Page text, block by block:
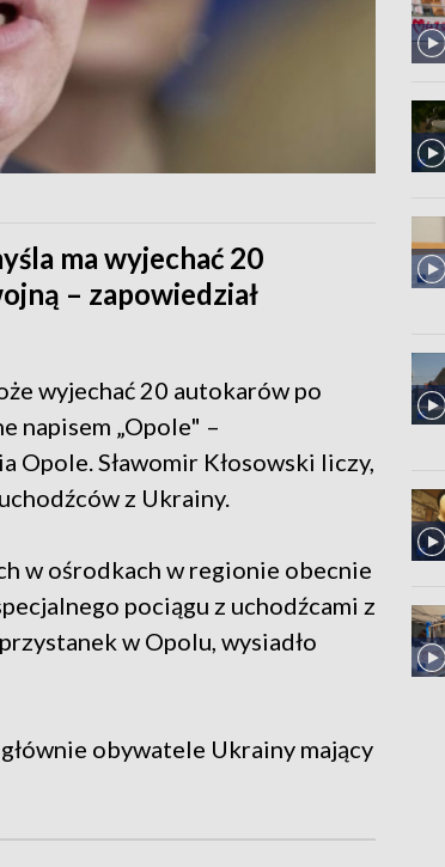
ma wyjechać 20
– zapowiedział
wyjechać 20 autokarów po
napisem „Opole" –
Opole. Sławomir Kłosowski liczy,
z Ukrainy.
w ośrodkach w regionie obecnie
pociągu z uchodźcami z
w Opolu, wysiadło
obywatele Ukrainy mający